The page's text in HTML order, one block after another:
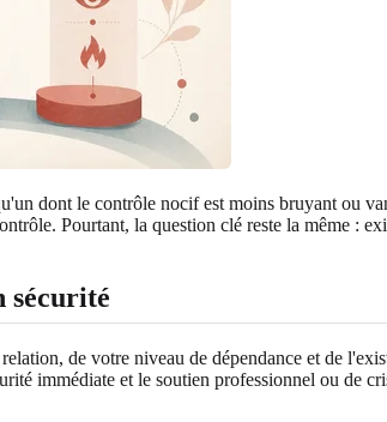
dont le contrôle nocif est moins bruyant ou
Pourtant, la question clé reste la même :
sécurité
de votre niveau de dépendance et de
immédiate et le soutien professionnel ou de